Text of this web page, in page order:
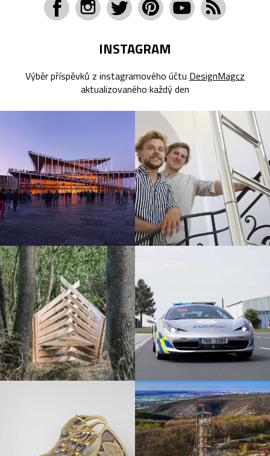
INSTAGRAM
Výběr příspěvků z instagramového účtu DesignMagcz
aktualizovaného každý den